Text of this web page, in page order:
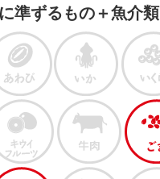
準ずるもの＋魚介類